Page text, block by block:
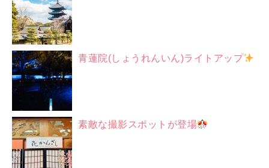
青蓮院(しょうれんいん)ライトアップ
素敵な撮影スポットが登場